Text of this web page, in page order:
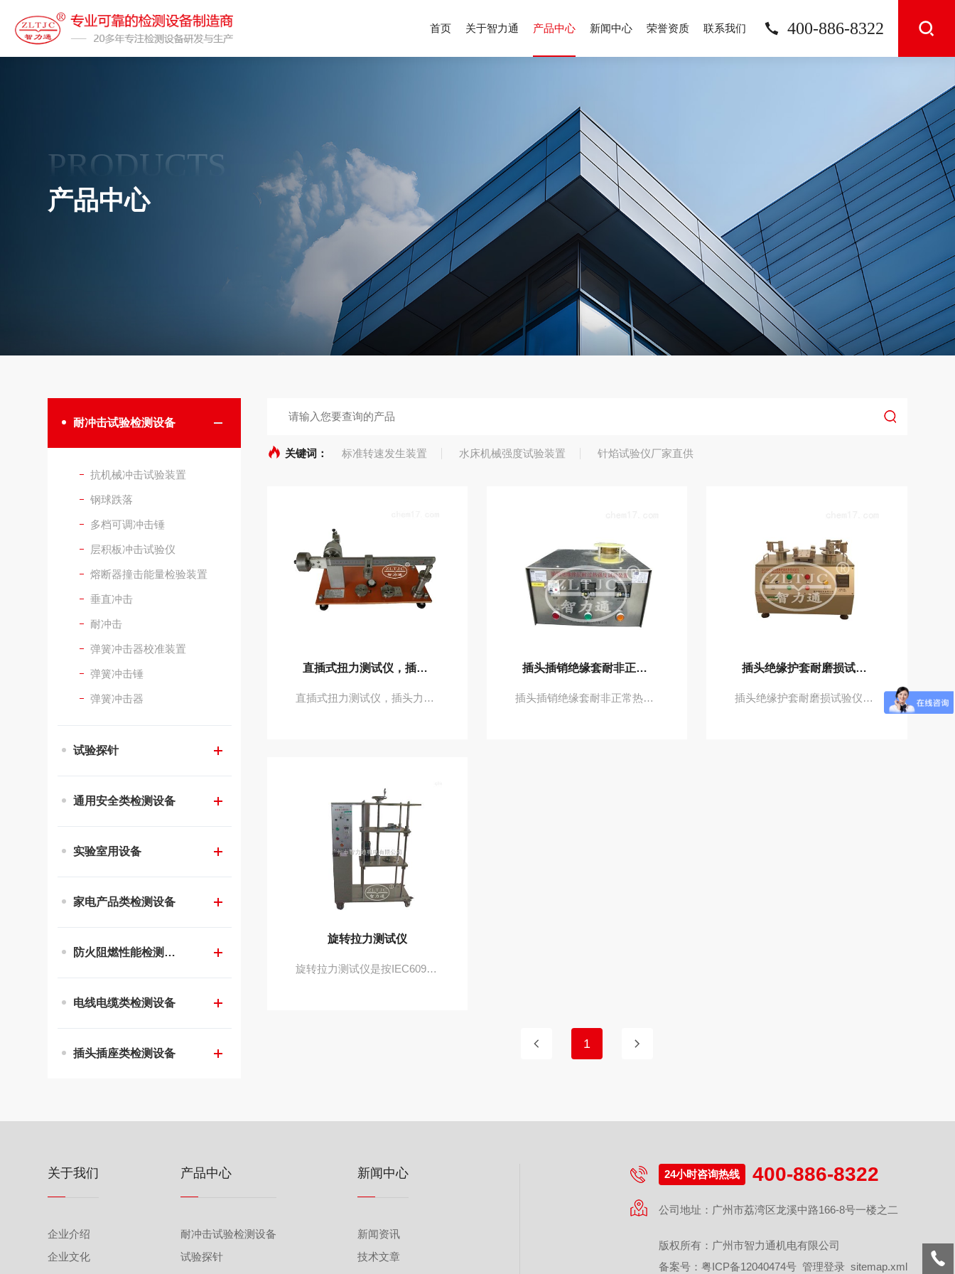
400-886-8322
首页 关于智力通 产品中心 新闻中心 荣誉资质 联系我们
PRODUCTS
产品中心
耐冲击试验检测设备
抗机械冲击试验装置
钢球跌落
多档可调冲击锤
层积板冲击试验仪
熔断器撞击能量检验装置
垂直冲击
耐冲击
弹簧冲击器校准装置
弹簧冲击锤
弹簧冲击器
试验探针
通用安全类检测设备
实验室用设备
家电产品类检测设备
防火阻燃性能检测设备
电线电缆类检测设备
插头插座类检测设备
关键词： 标准转速发生装置 水床机械强度试验装置 针焰试验仪厂家直供
直插式扭力测试仪，插头力矩试验装置
直插式扭力测试仪，插头力矩试验装置符合GB8898-2001图11、IEC60065-2001图11、IEC60335、IEC60884等标准要求。
插头插销绝缘套耐非正常热试验装置
插头插销绝缘套耐非正常热试验装置符合GB2099-2008图40、IEC60884图40标准要求，适用于对插销有绝缘套的插头进行耐非正常热和耐燃测试，模拟可能受电热应力且劣化会损害插接装置安全性能的绝缘部件，不得因暴露在过热和火焰下而受到过度损坏。
插头绝缘护套耐磨损试验仪
插头绝缘护套耐磨损试验仪符合IEC 60884-1图28、GB2099-2008图28、BS 1363图9、VDE0620图29、AS/NZS3112图2.7、EN50075等标准要求。
旋转拉力测试仪
旋转拉力测试仪是按IEC60947-1表5、GB/T14048.1表5等标准要求设计制造的检测仪，主要用于判断导线能否承受圆周运动的考核，还可用于判断无螺纹型夹紧的接线端子在设计和结构上是否达到了在其夹紧导线时无过度损坏导线的要求，同时还用于考查无螺纹接线端子是否经受得住正常使用时出现的机构应力。
1
关于我们
企业介绍
企业文化
产品中心
耐冲击试验检测设备
试验探针
新闻中心
新闻资讯
技术文章
24小时咨询热线 400-886-8322
公司地址：广州市荔湾区龙溪中路166-8号一楼之二
版权所有：广州市智力通机电有限公司
备案号： 粤ICP备12040474号 管理登录 sitemap.xml